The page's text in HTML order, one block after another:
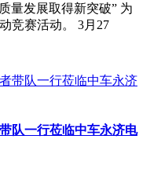
量发展取得新突破” 为
竞赛活动。 3月27
队一行莅临中车永济电